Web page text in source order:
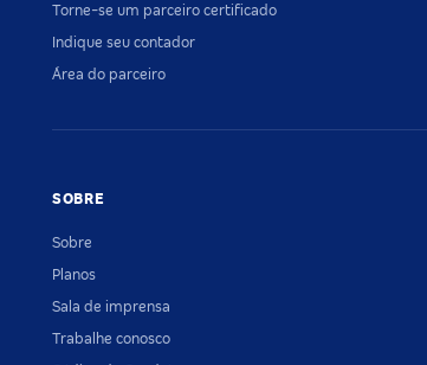
Torne-se um parceiro certificado
Indique seu contador
Área do parceiro
SOBRE
Sobre
Planos
Sala de imprensa
Trabalhe conosco